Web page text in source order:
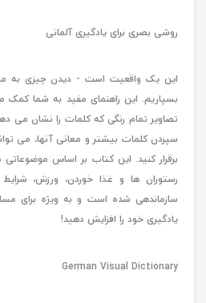
روشی بصری برای یادگیری آلمانی
این یک واقعیت است - دیدن چیزی به
بسپاریم. این راهنمای مفید به شما کمک
تصاویر تمام رنگی که کلمات را نشان می
سپردن کلمات بیشتر و معانی آنها، می
برقرار کنید. این کتاب بر اساس
رستوران ها و غذا خوردن، ورزش، شرایط
سازماندهی شده است و به ویژه برای
یادگیری خود را افزایش دهید!
German Visual Dictionary